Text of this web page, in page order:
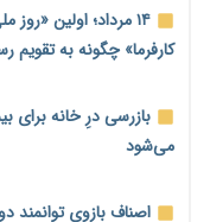
رئیس سازمان امور
مالیات هستند
کاهش می‌یابد
۱۴ مرداد؛ اولین
کارفرما» چگونه به
بازرسی درِ خانه برای
می‌شود
اصناف بازوی توانمند